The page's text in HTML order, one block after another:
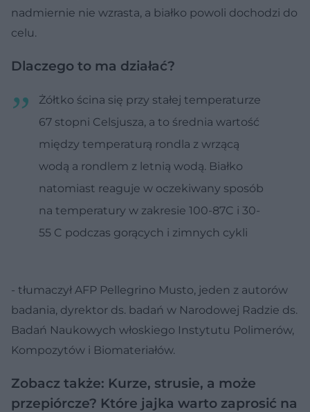
nadmiernie nie wzrasta, a białko powoli dochodzi do
celu.
Dlaczego to ma działać?
Żółtko ścina się przy stałej temperaturze
67 stopni Celsjusza, a to średnia wartość
między temperaturą rondla z wrzącą
wodą a rondlem z letnią wodą. Białko
natomiast reaguje w oczekiwany sposób
na temperatury w zakresie 100-87C i 30-
55 C podczas gorących i zimnych cykli
- tłumaczył AFP Pellegrino Musto, jeden z autorów
badania, dyrektor ds. badań w Narodowej Radzie ds.
Badań Naukowych włoskiego Instytutu Polimerów,
Kompozytów i Biomateriałów.
Zobacz także: Kurze, strusie, a może
przepiórcze? Które jajka warto zaprosić na